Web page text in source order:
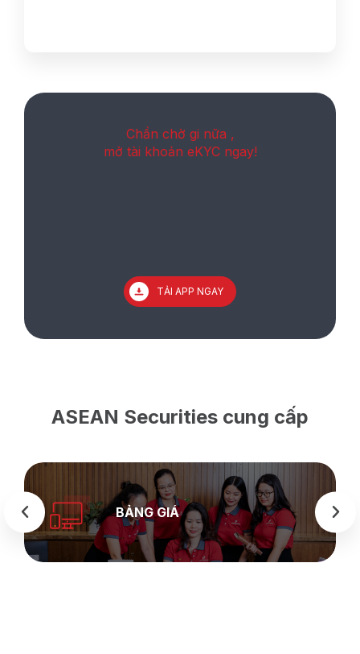
Chần chờ gi nữa ,
mở tài khoản eKYC ngay!
TẢI APP NGAY
ASEAN Securities cung cấp
BẢNG GIÁ